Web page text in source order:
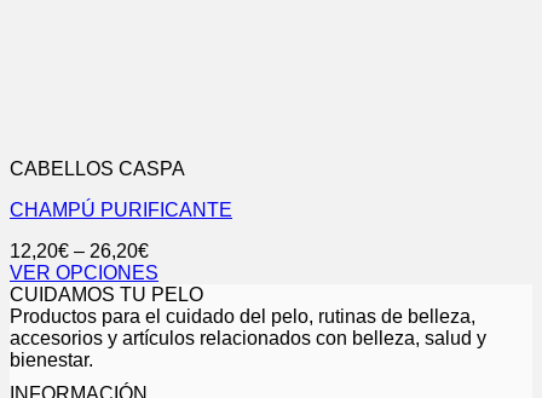
CABELLOS CASPA
CHAMPÚ PURIFICANTE
12,20€ – 26,20€
VER OPCIONES
Este
producto
tiene
múltiples
CUIDAMOS TU PELO
Productos para el cuidado del pelo, rutinas de belleza,
accesorios y artículos relacionados con belleza, salud y
bienestar.